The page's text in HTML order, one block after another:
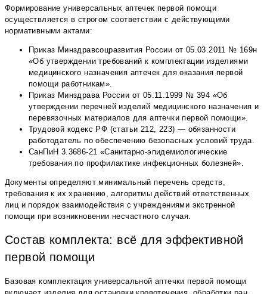
Формирование универсальных аптечек первой помощи
осуществляется в строгом соответствии с действующими
нормативными актами:
Приказ Минздравсоцразвития России от 05.03.2011 № 169н
«Об утверждении требований к комплектации изделиями
медицинского назначения аптечек для оказания первой
помощи работникам».
Приказ Минздрава России от 05.11.1999 № 394 «Об
утверждении перечней изделий медицинского назначения и
перевязочных материалов для аптечки первой помощи».
Трудовой кодекс РФ (статьи 212, 223) — обязанности
работодатель по обеспечению безопасных условий труда.
СанПиН 3.3686-21 «Санитарно-эпидемиологические
требования по профилактике инфекционных болезней».
Документы определяют минимальный перечень средств,
требования к их хранению, алгоритмы действий ответственных
лиц и порядок взаимодействия с учреждениями экстренной
помощи при возникновении несчастного случая.
Состав комплекта: всё для эффективной
первой помощи
Базовая комплектация универсальной аптечки первой помощи